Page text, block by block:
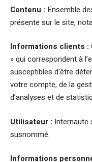
Contenu : Ensemble
présente sur le site,
Informations clients :
» qui correspondent à
susceptibles d’être
votre compte, de la
d’analyses et de
Utilisateur : Internaute
susnommé.
Informations